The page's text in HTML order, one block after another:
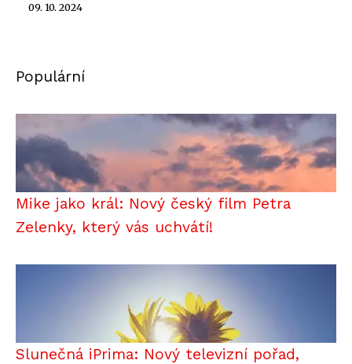
09. 10. 2024
Populární
Mike jako král: Nový český film Petra
Zelenky, který vás uchvátí!
Slunečná iPrima: Nový televizní pořad,